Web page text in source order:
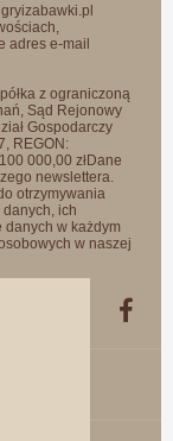
adres e-mail
z ograniczoną
Sąd Rejonowy
Gospodarczy
REGON:
000,00 złDane
newslettera.
otrzymywania
ich
danych w każdym
w naszej